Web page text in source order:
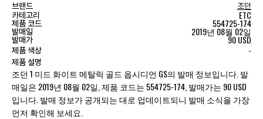
브랜드
조던
카테고리
ETC
제품 코드 554725-174
발매일 2019년 08월 02일
발매가 90 USD
제품 색상 -
제품 설명
조던 1 미드 화이트 메탈릭 골드 옵시디언 GS의 발매 정보입니다. 발
매일은 2019년 08월 02일, 제품 코드는 554725-174, 발매가는 90 USD
입니다. 발매 정보가 공개되는 대로 업데이트되니 발매 소식을 가장
먼저 확인해 보세요.